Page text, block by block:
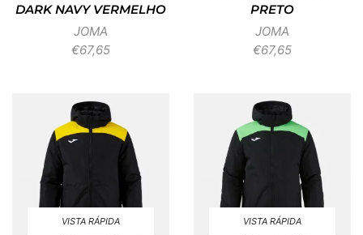
DARK NAVY VERMELHO
JOMA
€67,65
PRETO
JOMA
€67,65
VISTA RÁPIDA VISTA RÁPIDA